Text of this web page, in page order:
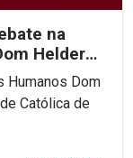
na
Helder
Humanos Dom
Católica de